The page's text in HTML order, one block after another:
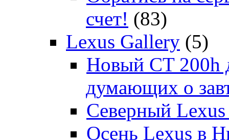
счет! (83)
Lexus Gallery (5)
Новый CT 200h
думающих о
Северный Lexus
Осень Lexus в